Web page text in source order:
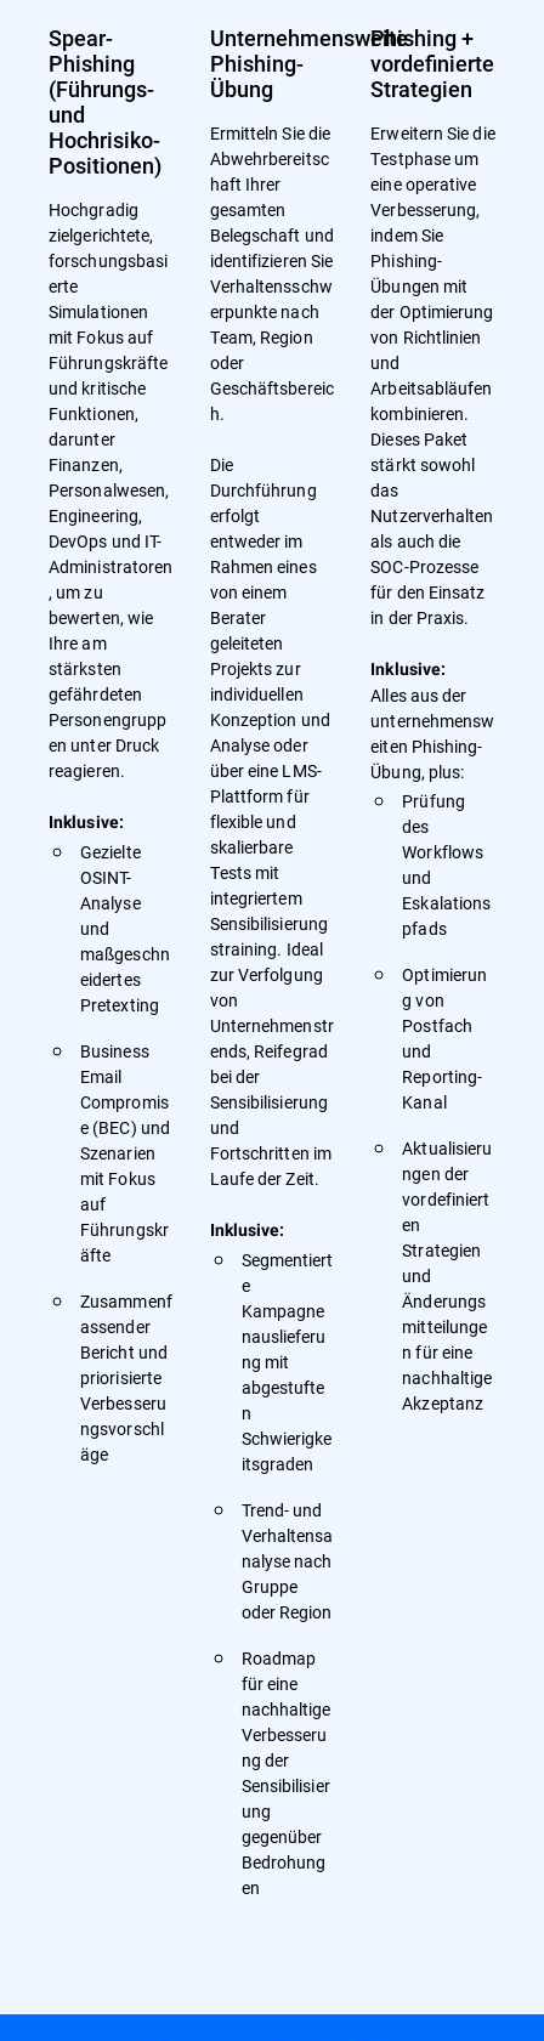
Spear-
Phishing
(Führungs-
und
Hochrisiko-
Positionen)
Hochgradig
zielgerichtete,
forschungsbasi
erte
Simulationen
mit Fokus auf
Führungskräfte
und kritische
Funktionen,
darunter
Finanzen,
Personalwesen,
Engineering,
DevOps und IT-
Administratoren
, um zu
bewerten, wie
Ihre am
stärksten
gefährdeten
Personengrupp
en unter Druck
reagieren.
Inklusive:
Gezielte
OSINT-
Analyse
und
maßgeschn
eidertes
Pretexting
Business
Email
Compromis
e (BEC) und
Szenarien
mit Fokus
auf
Führungskr
äfte
Zusammenf
assender
Bericht und
priorisierte
Verbesseru
ngsvorschl
äge
Unternehmensweite
Phishing-
Übung
Ermitteln Sie die
Abwehrbereitsc
haft Ihrer
gesamten
Belegschaft und
identifizieren Sie
Verhaltensschw
erpunkte nach
Team, Region
oder
Geschäftsbereic
h.
Die
Durchführung
erfolgt
entweder im
Rahmen eines
von einem
Berater
geleiteten
Projekts zur
individuellen
Konzeption und
Analyse oder
über eine LMS-
Plattform für
flexible und
skalierbare
Tests mit
integriertem
Sensibilisierung
straining. Ideal
zur Verfolgung
von
Unternehmenstr
ends, Reifegrad
bei der
Sensibilisierung
und
Fortschritten im
Laufe der Zeit.
Inklusive:
Segmentiert
e
Kampagne
nauslieferu
ng mit
abgestufte
n
Schwierigke
itsgraden
Trend- und
Verhaltensa
nalyse nach
Gruppe
oder Region
Roadmap
für eine
nachhaltige
Verbesseru
ng der
Sensibilisier
ung
gegenüber
Bedrohung
en
Phishing +
vordefinierte
Strategien
Erweitern Sie die
Testphase um
eine operative
Verbesserung,
indem Sie
Phishing-
Übungen mit
der Optimierung
von Richtlinien
und
Arbeitsabläufen
kombinieren.
Dieses Paket
stärkt sowohl
das
Nutzerverhalten
als auch die
SOC-Prozesse
für den Einsatz
in der Praxis.
Inklusive:
Alles aus der
unternehmensw
eiten Phishing-
Übung, plus:
Prüfung
des
Workflows
und
Eskalations
pfads
Optimierun
g von
Postfach
und
Reporting-
Kanal
Aktualisieru
ngen der
vordefiniert
en
Strategien
und
Änderungs
mitteilunge
n für eine
nachhaltige
Akzeptanz